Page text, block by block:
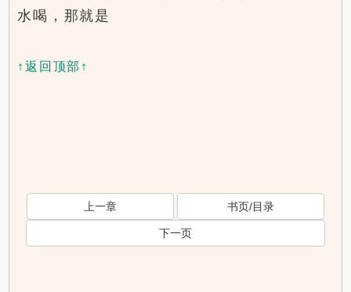
水喝，那就是
↑返回顶部↑
上一章 书页/目录
下一页